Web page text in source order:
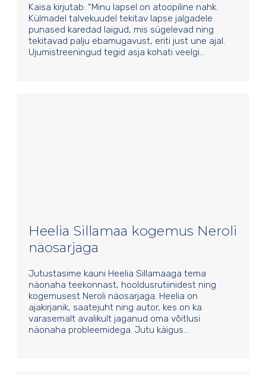
Kaisa kirjutab: “Minu lapsel on atoopiline nahk.
Külmadel talvekuudel tekitav lapse jalgadele
punased karedad laigud, mis sügelevad ning
tekitavad palju ebamugavust, eriti just une ajal.
Ujumistreeningud tegid asja kohati veelgi…
Heelia Sillamaa kogemus Neroli
näosarjaga
Jutustasime kauni Heelia Sillamaaga tema
näonaha teekonnast, hooldusrutiinidest ning
kogemusest Neroli näosarjaga. Heelia on
ajakirjanik, saatejuht ning autor, kes on ka
varasemalt avalikult jaganud oma võitlusi
näonaha probleemidega. Jutu käigus…